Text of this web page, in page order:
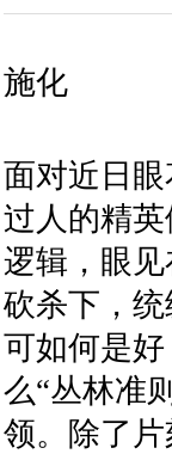
施化
面对近日
过人的精
逻辑，眼
砍杀下，
可如何是
么“丛林准则
领。除了